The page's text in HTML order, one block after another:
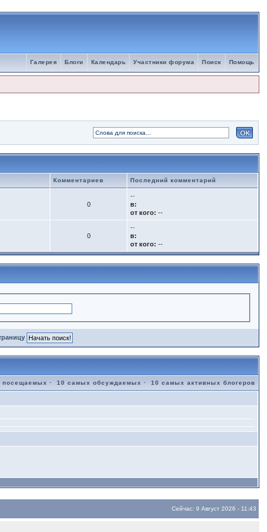
Помощь
Поиск
Участники форума
Календарь
Блоги
Галерея
Комментариев Последний комментарий
0
--
в:
от кого: --
0
--
в:
от кого: --
посещаемых · 10 самых обсуждаемых · 10 самых активных блогеров
Сейчас: 9 Август 2026 - 11:43